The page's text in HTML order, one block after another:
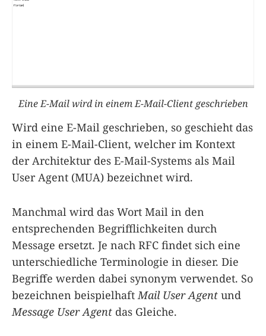
Eine E-Mail wird in einem E-Mail-Client geschrieben
Wird eine E-Mail geschrieben, so geschieht das
in einem E-Mail-Client, welcher im Kontext
der Architektur des E-Mail-Systems als Mail
User Agent (MUA) bezeichnet wird.
Manchmal wird das Wort Mail in den
entsprechenden Begrifflichkeiten durch
Message ersetzt. Je nach RFC findet sich eine
unterschiedliche Terminologie in dieser. Die
Begriffe werden dabei synonym verwendet. So
bezeichnen beispielhaftMail User Agent und
Message User Agent das Gleiche.